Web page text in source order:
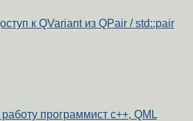
к QVariant из QPair / std::pair
программист c++, QML